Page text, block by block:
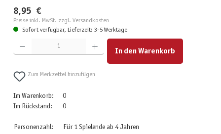
8,95 €
Preise inkl. MwSt. zzgl. Versandkosten
Sofort verfügbar, Lieferzeit: 3-5 Werktage
Produkt Anzahl: Gib den gewünschten Wert ein oder benutze die Schaltflächen um die Anzahl zu
In den Warenkorb
Zum Merkzettel hinzufügen
Im Warenkorb:
0
Im Rückstand:
0
Personenzahl:
Für 1 Spielende ab 4 Jahren